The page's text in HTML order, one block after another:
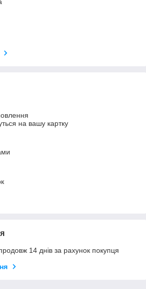
на вашу картку
14 днів за рахунок покупця